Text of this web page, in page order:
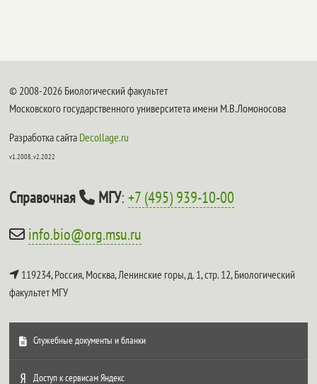
© 2008-2026 Биологический факультет
Московского государственного университета имени М.В.Ломоносова
Разработка сайта Decollage.ru
v1.2008, v2.2022
Справочная МГУ:+7 (495) 939-10-00
info.bio@org.msu.ru
119234, Россия, Москва, Ленинские горы, д. 1, стр. 12,Биологический
факультет МГУ
Служебные документы и бланки
Доступ к сервисам Яндекс